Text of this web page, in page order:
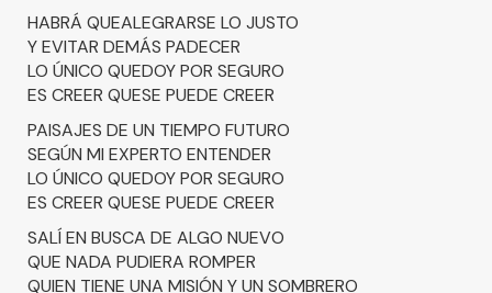
HABRÁ QUEALEGRARSE LO JUSTO
Y EVITAR DEMÁS PADECER
LO ÚNICO QUEDOY POR SEGURO
ES CREER QUESE PUEDE CREER
PAISAJES DE UN TIEMPO FUTURO
SEGÚN MI EXPERTO ENTENDER
LO ÚNICO QUEDOY POR SEGURO
ES CREER QUESE PUEDE CREER
SALÍ EN BUSCA DE ALGO NUEVO
QUE NADA PUDIERA ROMPER
QUIEN TIENE UNA MISIÓN Y UN SOMBRERO